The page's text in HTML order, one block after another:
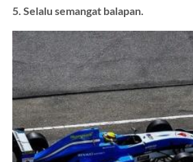
5. Selalu semangat balapan.